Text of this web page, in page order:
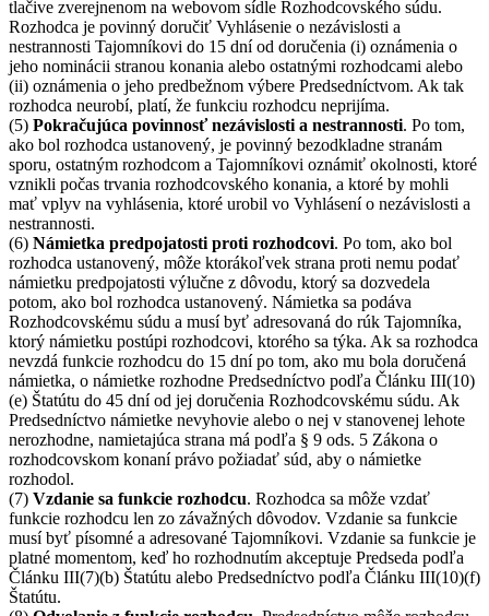
tlačive zverejnenom na webovom sídle Rozhodcovského súdu.
Rozhodca je povinný doručiť Vyhlásenie o nezávislosti a
nestrannosti Tajomníkovi do 15 dní od doručenia (i) oznámenia o
jeho nominácii stranou konania alebo ostatnými rozhodcami alebo
(ii) oznámenia o jeho predbežnom výbere Predsedníctvom. Ak tak
rozhodca neurobí, platí, že funkciu rozhodcu neprijíma.
(5) Pokračujúca povinnosť nezávislosti a nestrannosti. Po tom,
ako bol rozhodca ustanovený, je povinný bezodkladne stranám
sporu, ostatným rozhodcom a Tajomníkovi oznámiť okolnosti, ktoré
vznikli počas trvania rozhodcovského konania, a ktoré by mohli
mať vplyv na vyhlásenia, ktoré urobil vo Vyhlásení o nezávislosti a
nestrannosti.
(6) Námietka predpojatosti proti rozhodcovi. Po tom, ako bol
rozhodca ustanovený, môže ktorákoľvek strana proti nemu podať
námietku predpojatosti výlučne z dôvodu, ktorý sa dozvedela
potom, ako bol rozhodca ustanovený. Námietka sa podáva
Rozhodcovskému súdu a musí byť adresovaná do rúk Tajomníka,
ktorý námietku postúpi rozhodcovi, ktorého sa týka. Ak sa rozhodca
nevzdá funkcie rozhodcu do 15 dní po tom, ako mu bola doručená
námietka, o námietke rozhodne Predsedníctvo podľa Článku III(10)
(e) Štatútu do 45 dní od jej doručenia Rozhodcovskému súdu. Ak
Predsedníctvo námietke nevyhovie alebo o nej v stanovenej lehote
nerozhodne, namietajúca strana má podľa § 9 ods. 5 Zákona o
rozhodcovskom konaní právo požiadať súd, aby o námietke
rozhodol.
(7) Vzdanie sa funkcie rozhodcu. Rozhodca sa môže vzdať
funkcie rozhodcu len zo závažných dôvodov. Vzdanie sa funkcie
musí byť písomné a adresované Tajomníkovi. Vzdanie sa funkcie je
platné momentom, keď ho rozhodnutím akceptuje Predseda podľa
Článku III(7)(b) Štatútu alebo Predsedníctvo podľa Článku III(10)(f)
Štatútu.